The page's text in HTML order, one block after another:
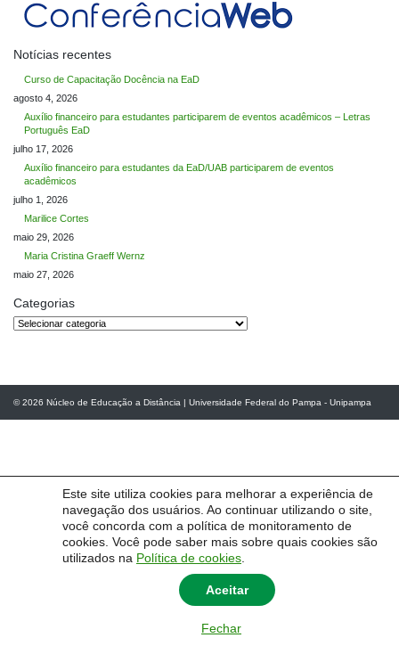
Este site utiliza cookies para melhorar a experiência de
navegação dos usuários. Ao continuar utilizando o site,
você concorda com a política de monitoramento de
cookies. Você pode saber mais sobre quais cookies são
utilizados na Política de cookies
Aceitar
Fechar
Notícias recentes
Curso de Capacitação Docência na EaD
agosto 4, 2026
Auxílio financeiro para estudantes participarem de eventos acadêmicos – Letras
Português EaD
julho 17, 2026
Auxílio financeiro para estudantes da EaD/UAB participarem de eventos
acadêmicos
julho 1, 2026
Marilice Cortes
maio 29, 2026
Maria Cristina Graeff Wernz
maio 27, 2026
Categorias
Categorias
© 2026 Núcleo de Educação a Distância | Universidade Federal do Pampa - Unipampa